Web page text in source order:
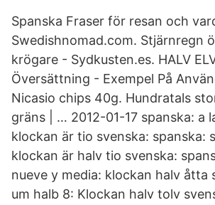
Spanska Fraser för resan och
Swedishnomad.com. Stjärnregn
krögare - Sydkusten.es. HALV
Översättning - Exempel På
Nicasio chips 40g. Hundratals
gräns | … 2012-01-17 spanska: a
klockan är tio svenska: spanska:
klockan är halv tio svenska:
nueve y media: klockan halv åtta
um halb 8: Klockan halv tolv